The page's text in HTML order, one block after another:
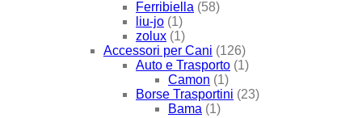
Ferribiella (58)
liu-jo (1)
zolux (1)
Accessori per Cani (126)
Auto e Trasporto (1)
Camon (1)
Borse Trasportini (23)
Bama (1)